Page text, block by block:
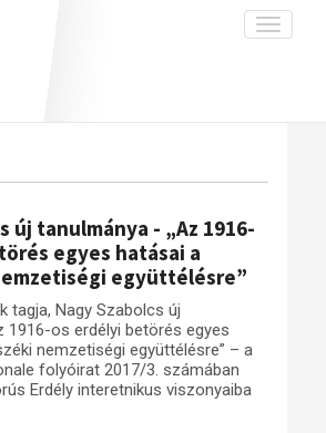
Toggle
A békerendszer megszilárdulása
Utókor és emlékezet
Galéria
Adatbázis
Emlékművek (feltöltés alatt)
Menekültek
Visszhang
Publikációk
Kapcsolat
új tanulmánya - „Az 1916-
egyes hatásai a
együttélésre”
tagja, Nagy Szabolcs új
1916-os erdélyi betörés egyes
nemzetiségi együttélésre” – a
folyóirat 2017/3. számában
Erdély interetnikus viszonyaiba